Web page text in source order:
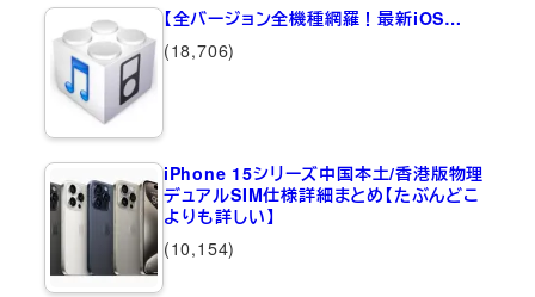
【全バージョン全機種網羅！最新iOS…
(18,706)
iPhone 15シリーズ中国本土/香港版物理
デュアルSIM仕様詳細まとめ【たぶんどこ
よりも詳しい】
(10,154)